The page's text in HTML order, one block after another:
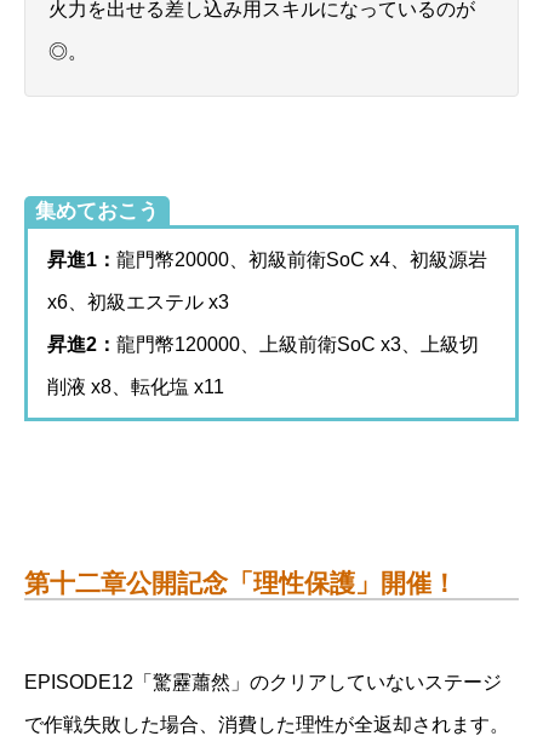
火力を出せる差し込み用スキルになっているのが
◎。
集めておこう
昇進1： 龍門幣20000、初級前衛SoC x4、初級源岩
x6、初級エステル x3
昇進2： 龍門幣120000、上級前衛SoC x3、上級切
削液 x8、転化塩 x11
第十二章公開記念「理性保護」開催！
EPISODE12「驚靂蕭然」のクリアしていないステージ
で作戦失敗した場合、消費した理性が全返却されます。